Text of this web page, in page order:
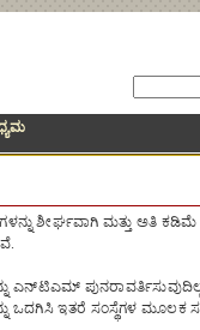
ಶೀರ್ಘವಾಗಿ ಮತ್ತು ಅತಿ
ಎನ್‌ಟಿಎಮ್
ಒದಗಿಸಿ ಇತರೆ ಸಂಸ್ಥೆಗಳ ಮೂಲಕ